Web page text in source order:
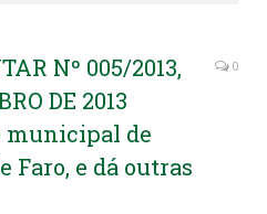
Nº 005/2013,
DE 2013
municipal de
Faro, e dá outras
0